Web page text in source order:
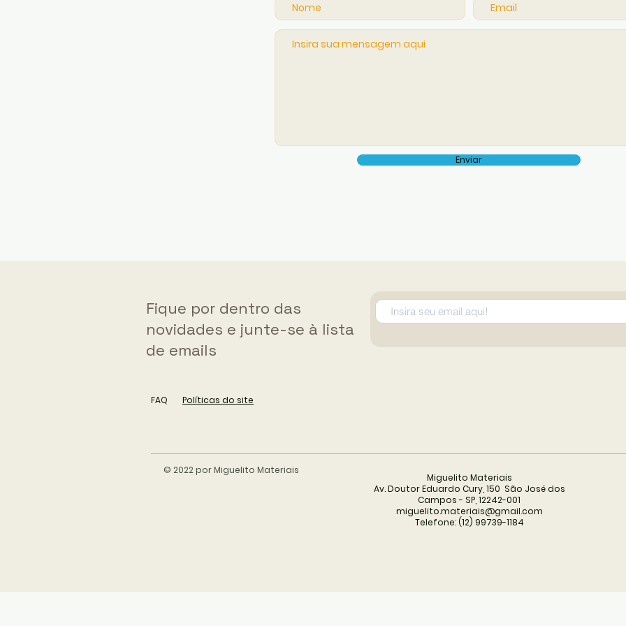
Enviar
Fique por dentro das
novidades e junte-se à lista
de emails
FAQ Políticas do site
© 2022 por Miguelito Materiais
Miguelito Materiais
Av. Doutor Eduardo Cury, 150 São José dos
Campos - SP, 12242-001
miguelito.materiais@gmail.com
Telefone: (12) 99739-1184